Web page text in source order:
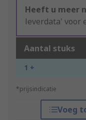
Heeft u meer
leverdata' voor
Aantal stuks
1 +
*prijsindicatie
Voeg